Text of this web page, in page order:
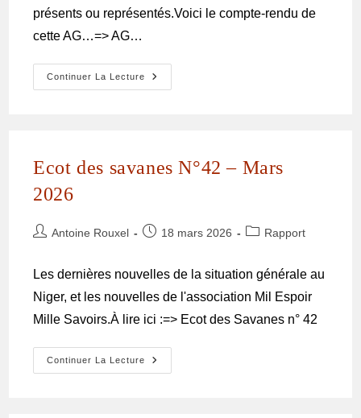
présents ou représentés.Voici le compte-rendu de
cette AG…=> AG…
Continuer La Lecture
Ecot des savanes N°42 – Mars
2026
Antoine Rouxel 18 mars 2026 Rapport
Les dernières nouvelles de la situation générale au
Niger, et les nouvelles de l'association Mil Espoir
Mille Savoirs.À lire ici :=> Ecot des Savanes n° 42
Continuer La Lecture